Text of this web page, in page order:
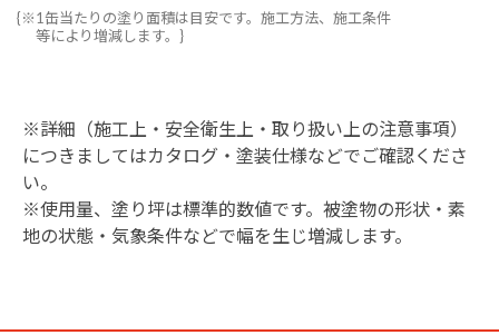
{※1缶当たりの塗り面積は目安です。施工方法、施工条件
等により増減します。}
※詳細（施工上・安全衛生上・取り扱い上の注意事項）
につきましてはカタログ・塗装仕様などでご確認くださ
い。
※使用量、塗り坪は標準的数値です。被塗物の形状・素
地の状態・気象条件などで幅を生じ増減します。